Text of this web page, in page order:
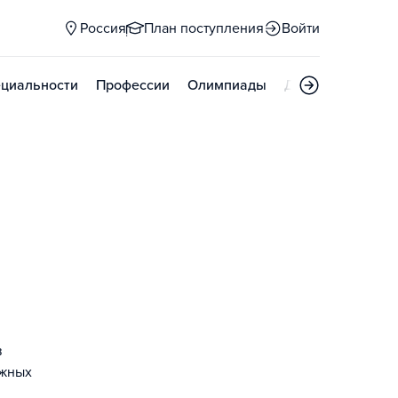
Россия План поступления Войти
Профессии Олимпиады Дни открытых